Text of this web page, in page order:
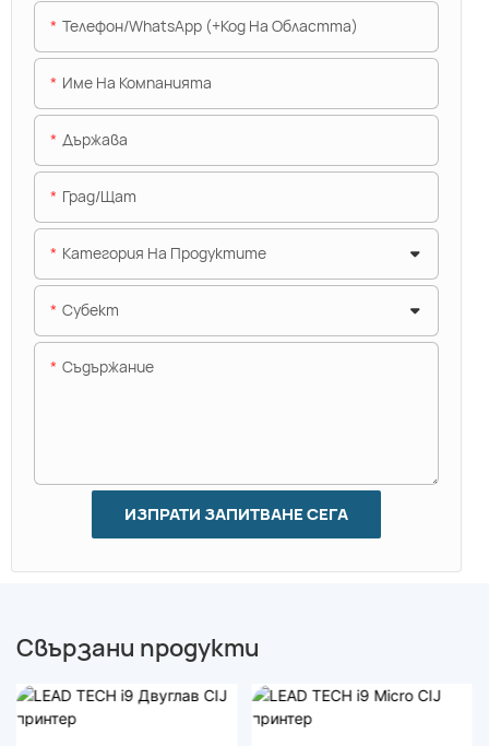
Телефон/WhatsApp (+Код На Областта)
Име На Компанията
Държава
Град/щат
Категория На Продуктите
Субект
Съдържание
ИЗПРАТИ ЗАПИТВАНЕ СЕГА
Свързани продукти